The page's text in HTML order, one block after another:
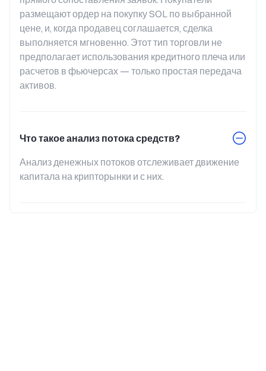
размещают ордер на покупку SOL по выбранной
цене, и, когда продавец соглашается, сделка
выполняется мгновенно. Этот тип торговли не
предполагает использования кредитного плеча или
расчетов в фьючерсах — только простая передача
активов.
Что такое анализ потока средств?
Анализ денежных потоков отслеживает движение
капитала на крипторынки и с них.